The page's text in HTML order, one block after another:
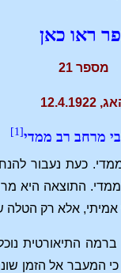
ראו כאן
מספר 21
12.4.1922
מרחב רב ממדי[1]
כעת נעבור
התוצאה היא
התיאורטית
כי המעבר אל הזמן